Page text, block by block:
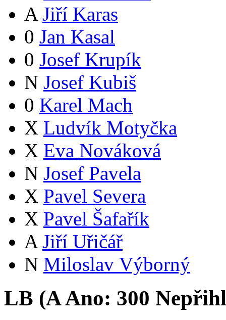
A Jiří Karas
0 Jan Kasal
0 Josef Krupík
N Josef Kubiš
0 Karel Mach
X Ludvík Motyčka
X Eva Nováková
N Josef Pavela
X Pavel Severa
X Pavel Šafařík
A Jiří Uřičář
N Miloslav Výborný
LB (AAno: 300